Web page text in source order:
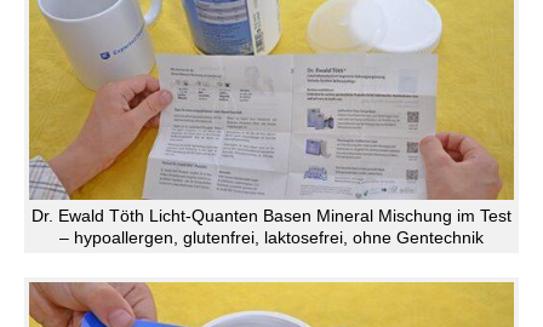
Dr. Ewald Töth Licht-Quanten Basen Mineral Mischung im Test
– hypoallergen, glutenfrei, laktosefrei, ohne Gentechnik